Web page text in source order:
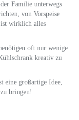
Familie unterwegs
von Vorspeise
wirklich alles
oft nur wenige
kreativ zu
eine großartige Idee,
bringen!